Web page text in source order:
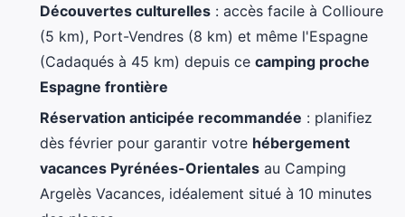
Découvertes culturelles : accès facile à Collioure
(5 km), Port-Vendres (8 km) et même l'Espagne
(Cadaqués à 45 km) depuis ce camping proche
Espagne frontière
Réservation anticipée recommandée : planifiez
dès février pour garantir votre hébergement
vacances Pyrénées-Orientales au Camping
Argelès Vacances, idéalement situé à 10 minutes